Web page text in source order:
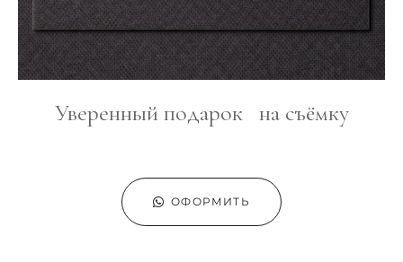
Уверенный подарок на съёмку
ОФОРМИТЬ